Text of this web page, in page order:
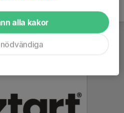
alla kakor